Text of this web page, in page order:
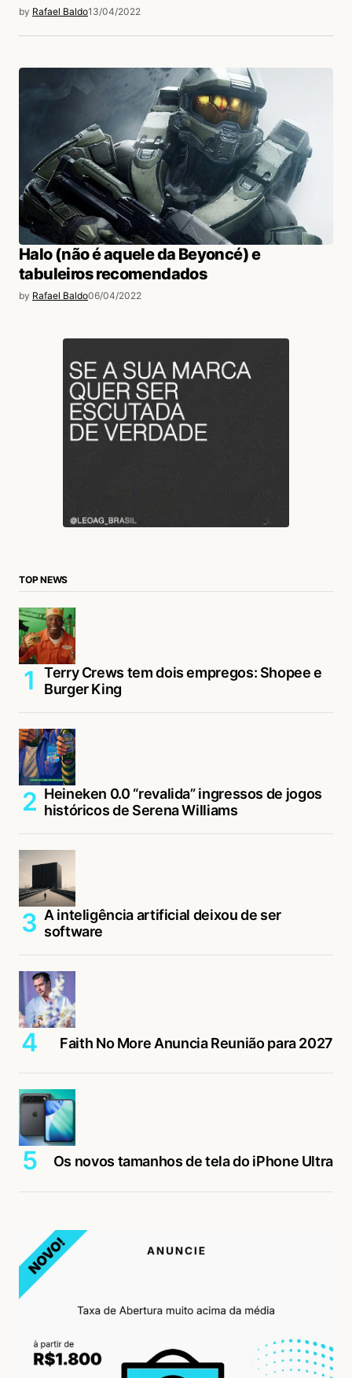
by Rafael Baldo13/04/2022
Halo (não é aquele da Beyoncé) e
tabuleiros recomendados
by Rafael Baldo06/04/2022
TOP NEWS
Terry Crews tem dois empregos: Shopee e
Burger King
Heineken 0.0 “revalida” ingressos de jogos
históricos de Serena Williams
A inteligência artificial deixou de ser
software
Faith No More Anuncia Reunião para 2027
Os novos tamanhos de tela do iPhone Ultra